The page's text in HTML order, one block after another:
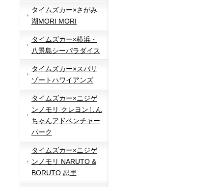
タイムズカー×さがみ
湖MORI MORI
タイムズカー×横浜・
八景島シーパラダイス
タイムズカー×スパリ
ゾートハワイアンズ
タイムズカー×ニジゲ
ンノモリ クレヨンしん
ちゃんアドベンチャー
パーク
タイムズカー×ニジゲ
ンノモリ NARUTO &
BORUTO 忍里